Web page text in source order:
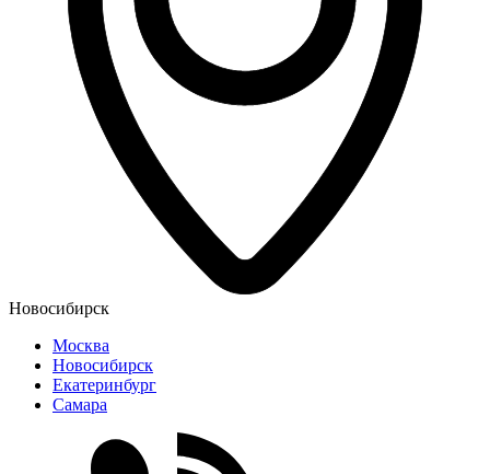
Новосибирск
Москва
Новосибирск
Екатеринбург
Самара